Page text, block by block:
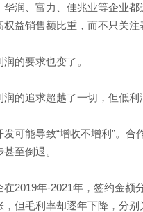
华润、富力、佳兆业等企业
权益销售额比重，而不只关
的要求也变了。
润的追求超越了一切，但低
可能导致“增收不增利”。
至倒退。
在2019年-2021年，签约金额
，但毛利率却逐年下降，分